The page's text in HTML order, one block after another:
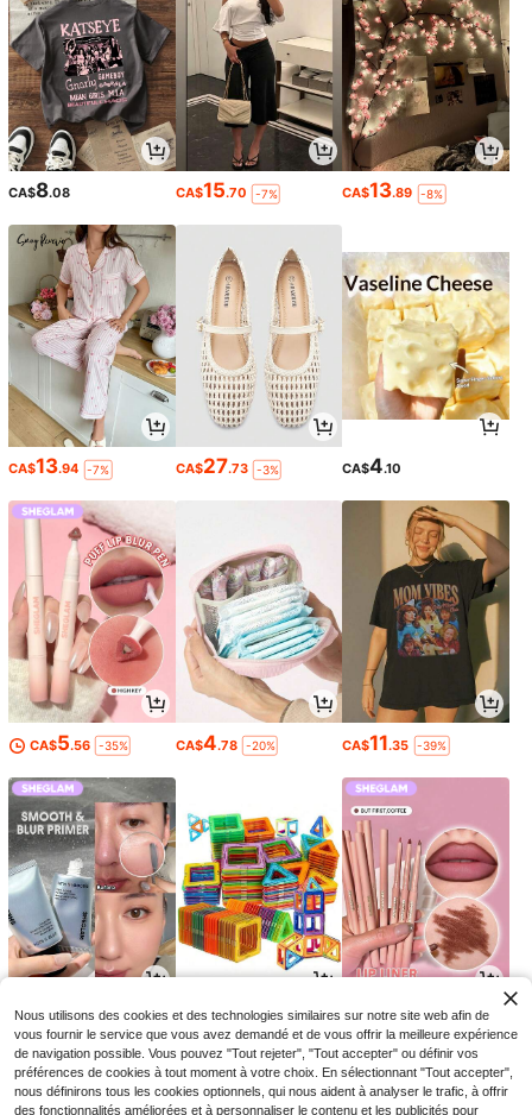
CA$8.08 CA$15.70 -7% CA$13.89 -8%
CA$13.94 -7% CA$27.73 -3% CA$4.10
CA$5.56 -35% CA$4.78 -20% CA$11.35 -39%
CA$8.07 -27% CA$5.64 -9% CA$2.70 -23%
Nous utilisons des cookies et des technologies similaires sur notre site web afin de
vous fournir le service que vous avez demandé et de vous offrir la meilleure expérience
de navigation possible. Vous pouvez "Tout rejeter", "Tout accepter" ou définir vos
préférences de cookies à tout moment à votre choix. En sélectionnant "Tout accepter",
nous définirons tous les cookies optionnels, qui nous aident à analyser le trafic, à offrir
des fonctionnalités améliorées et à personnaliser le contenu et les publicités pour